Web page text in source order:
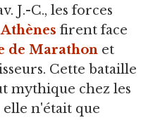
J.-C., les forces
Athènes firent face
de Marathon et
Cette bataille
mythique chez les
elle n'était que